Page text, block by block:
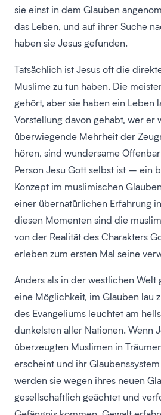
sie einst in dem Glauben
das Leben, und auf ihrer Suche
haben sie Jesus gefunden.
Tatsächlich ist Jesus oft die
Muslime zu tun haben. Die
gehört, aber sie haben ein Leben
Vorstellung davon gehabt, wer er
überwiegende Mehrheit der
hören, sind wundersame
Person Jesu Gott selbst ist – ein
Konzept im muslimischen
einer übernatürlichen Erfahrung
diesen Momenten sind die
von der Realität des Charakters
erleben zum ersten Mal seine
Anders als in der westlichen Welt
eine Möglichkeit, im Glauben lau
des Evangeliums leuchtet am
dunkelsten aller Nationen. Wenn
überzeugten Muslimen in
erscheint und ihr
werden sie wegen ihres neuen
gesellschaftlich geächtet und